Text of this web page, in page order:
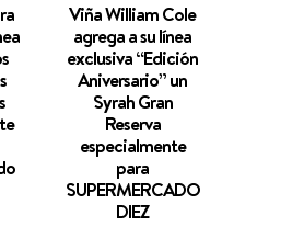
Viña William Cole
agrega a su línea
exclusiva “Edición
Aniversario” un
Syrah Gran
Reserva
especialmente
para
SUPERMERCADO
DIEZ